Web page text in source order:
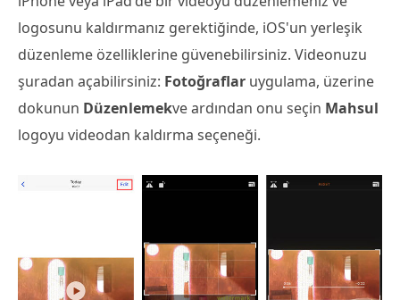
logosunu kaldırmanız gerektiğinde, iOS'un yerleşik
düzenleme özelliklerine güvenebilirsiniz. Videonuzu
şuradan açabilirsiniz: Fotoğraflar uygulama, üzerine
dokunun Düzenlemekve ardından onu seçin Mahsul
logoyu videodan kaldırma seçeneği.